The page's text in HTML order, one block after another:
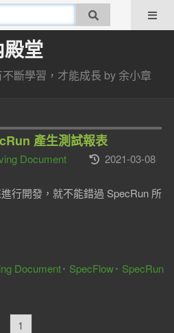
堂
斷學習，才能成長 by 余小章
產生測試報表
Document 2021-03-08
行開發，就不能錯過 SpecRun 所
Document
SpecFlow SpecRun
1